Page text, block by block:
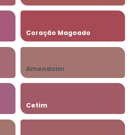
Coração Magoado
Amendoim
Cetim